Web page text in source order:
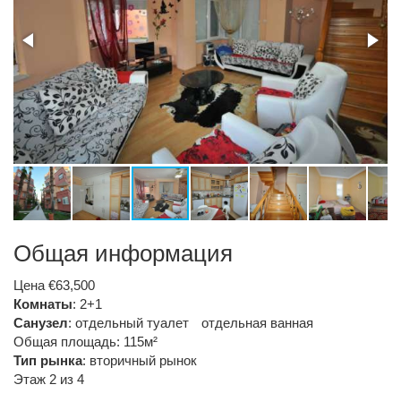
Общая информация
Цена €63,500
Комнаты: 2+1
Санузел: отдельный туалет
отдельная ванная
Общая площадь: 115м²
Тип рынка: вторичный рынок
Этаж 2 из 4